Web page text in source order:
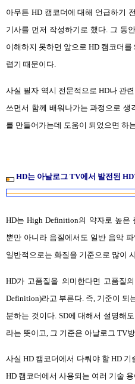
아무튼 HD 캠코더에 대해 언급하기
기사를 먼저 작성하기로 했다. 그 동
이해하지 못하면 앞으로 HD 캠코더
렵기 때문이다.
사실 필자 역시 전문적으로 HD나 관
쓰면서 함께 배워나가는 과정으로
를 만들어가는데 도움이 되었으면 하
HD는 아날로그 TV에서 발전된
HD는 High Definition의 약자로 높은
뿐만 아니라 음질에서도 일반 음악
일반적으로는 화질을 기준으로 많이
HD가 고품질을 의미한다면 고품질
Definition)라고 부른다. 즉, 기준이 되
분하는 것이다. SD에 대해서 설명해
라는 뜻이고, 그 기준은 아날로그 TV
사실 HD 캠코더에서 다뤄야 할 HD
HD 캠코더에서 사용되는 여러 기술